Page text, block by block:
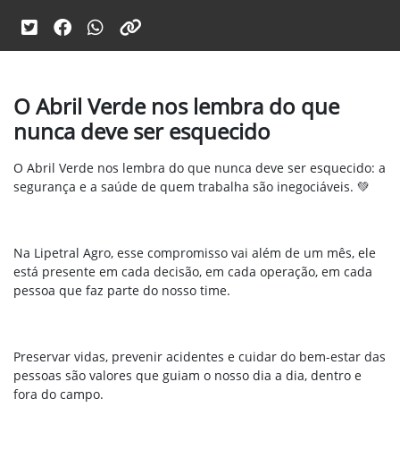
O Abril Verde nos lembra do que
nunca deve ser esquecido
O Abril Verde nos lembra do que nunca deve ser esquecido: a
segurança e a saúde de quem trabalha são inegociáveis. 💚
Na Lipetral Agro, esse compromisso vai além de um mês, ele
está presente em cada decisão, em cada operação, em cada
pessoa que faz parte do nosso time.
Preservar vidas, prevenir acidentes e cuidar do bem-estar das
pessoas são valores que guiam o nosso dia a dia, dentro e
fora do campo.